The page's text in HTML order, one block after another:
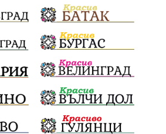
започва Дънката
Ден на отворените врати
село“ Карола Карова
Балканското първенство